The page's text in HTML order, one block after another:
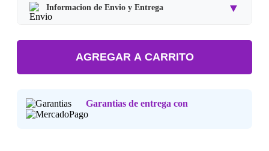
Informacion de Envio y Entrega ▼
Tipo de producto:Producto Importado.
Tiempo de entrega:Estimado de 7 a 15 dias habiles.
Consulta nuestra Politica de Devoluciones.
AGREGAR A CARRITO
Garantias de entrega con